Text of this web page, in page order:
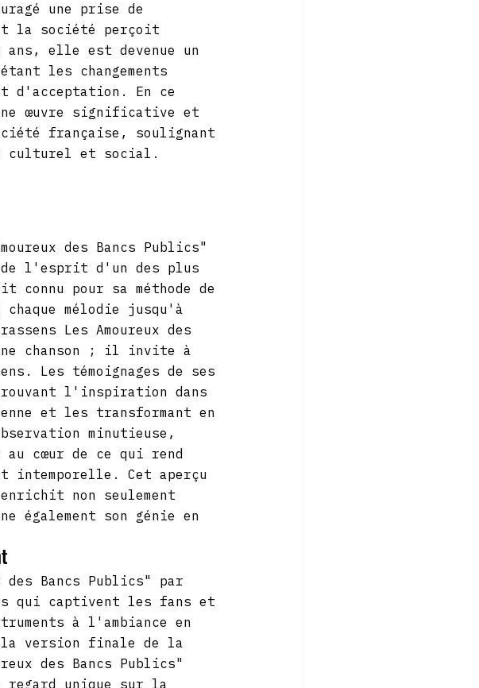
une prise de
la société perçoit
elle est devenue un
les changements
d'acceptation. En ce
œuvre significative et
française, soulignant
culturel et social.
des Bancs Publics"
de l'esprit d'un des plus
connu pour sa méthode de
mélodie jusqu'à
Les Amoureux des
chanson ; il invite à
Les témoignages de ses
l'inspiration dans
et les transformant en
minutieuse,
au cœur de ce qui rend
intemporelle. Cet aperçu
non seulement
également son génie en
des Bancs Publics" par
qui captivent les fans et
à l'ambiance en
la version finale de la
des Bancs Publics"
regard unique sur la